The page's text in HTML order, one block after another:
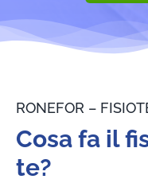
RONEFOR –
Cosa fa il
te?